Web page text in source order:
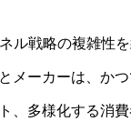
ル戦略の複雑性
メーカーは、か
、多様化する消